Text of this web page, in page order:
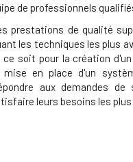
de professionnels
prestations de qualité
les techniques les plus
soit pour la création
en place d'un
aux demandes
leurs besoins les